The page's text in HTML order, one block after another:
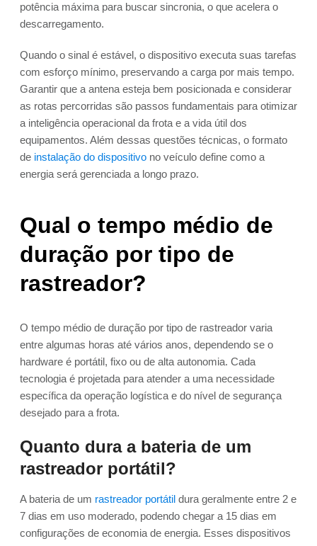
potência máxima para buscar sincronia, o que acelera o
descarregamento.
Quando o sinal é estável, o dispositivo executa suas tarefas
com esforço mínimo, preservando a carga por mais tempo.
Garantir que a antena esteja bem posicionada e considerar
as rotas percorridas são passos fundamentais para otimizar
a inteligência operacional da frota e a vida útil dos
equipamentos. Além dessas questões técnicas, o formato
de instalação do dispositivo no veículo define como a
energia será gerenciada a longo prazo.
Qual o tempo médio de
duração por tipo de
rastreador?
O tempo médio de duração por tipo de rastreador varia
entre algumas horas até vários anos, dependendo se o
hardware é portátil, fixo ou de alta autonomia. Cada
tecnologia é projetada para atender a uma necessidade
específica da operação logística e do nível de segurança
desejado para a frota.
Quanto dura a bateria de um
rastreador portátil?
A bateria de um rastreador portátil dura geralmente entre 2 e
7 dias em uso moderado, podendo chegar a 15 dias em
configurações de economia de energia. Esses dispositivos